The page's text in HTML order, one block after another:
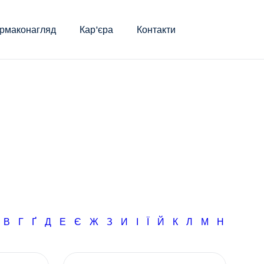
Кар'єра Контакти
В Г Ґ Д Е Є Ж З И І Ї Й К Л М Н